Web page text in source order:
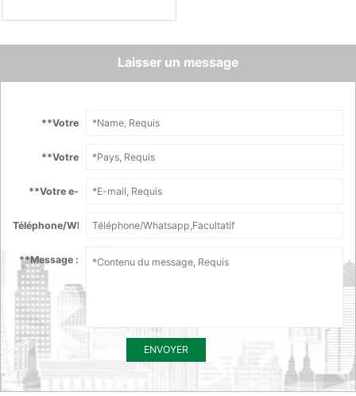
Laisser un message
**Votre
**Votre
**Votre e-
Téléphone/Whatsapp :
**Message :
ENVOYER